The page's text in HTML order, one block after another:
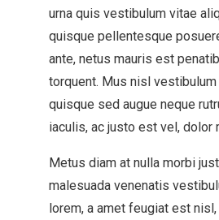
urna quis vestibulum vitae
quisque pellentesque
ante, netus mauris est
torquent. Mus nisl
quisque sed augue neque
iaculis, ac justo est vel, dolor
Metus diam at nulla morbi
malesuada venenatis
lorem, a amet feugiat est